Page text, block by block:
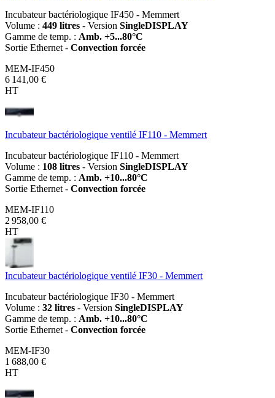
Incubateur bactériologique IF450 - Memmert
Volume : 449 litres - Version SingleDISPLAY
Gamme de temp. : Amb. +5...80°C
Sortie Ethernet - Convection forcée
MEM-IF450
6 141,00 €
HT
Incubateur bactériologique ventilé IF110 - Memmert
Incubateur bactériologique IF110 - Memmert
Volume : 108 litres - Version SingleDISPLAY
Gamme de temp. : Amb. +10...80°C
Sortie Ethernet - Convection forcée
MEM-IF110
2 958,00 €
HT
Incubateur bactériologique ventilé IF30 - Memmert
Incubateur bactériologique IF30 - Memmert
Volume : 32 litres - Version SingleDISPLAY
Gamme de temp. : Amb. +10...80°C
Sortie Ethernet - Convection forcée
MEM-IF30
1 688,00 €
HT